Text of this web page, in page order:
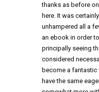
thanks as before
here. It was
unhampered all a
an ebook in order
principally seeing
considered
become a fantastic
have the same